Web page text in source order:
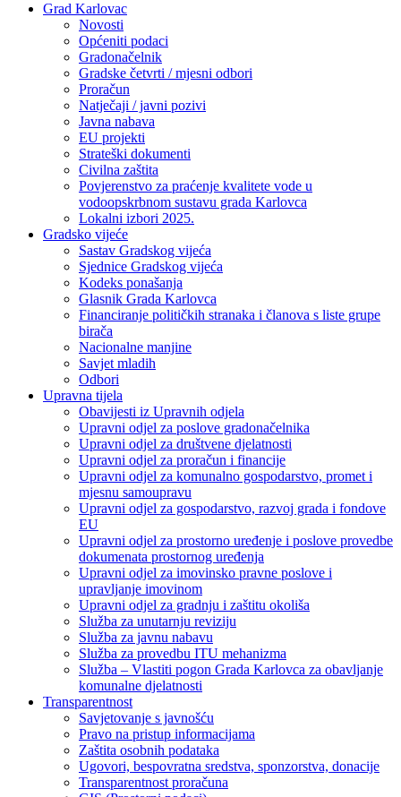
Grad Karlovac
Novosti
Općeniti podaci
Gradonačelnik
Gradske četvrti / mjesni odbori
Proračun
Natječaji / javni pozivi
Javna nabava
EU projekti
Strateški dokumenti
Civilna zaštita
Povjerenstvo za praćenje kvalitete vode u
vodoopskrbnom sustavu grada Karlovca
Lokalni izbori 2025.
Gradsko vijeće
Sastav Gradskog vijeća
Sjednice Gradskog vijeća
Kodeks ponašanja
Glasnik Grada Karlovca
Financiranje političkih stranaka i članova s liste grupe
birača
Nacionalne manjine
Savjet mladih
Odbori
Upravna tijela
Obavijesti iz Upravnih odjela
Upravni odjel za poslove gradonačelnika
Upravni odjel za društvene djelatnosti
Upravni odjel za proračun i financije
Upravni odjel za komunalno gospodarstvo, promet i
mjesnu samoupravu
Upravni odjel za gospodarstvo, razvoj grada i fondove
EU
Upravni odjel za prostorno uređenje i poslove provedbe
dokumenata prostornog uređenja
Upravni odjel za imovinsko pravne poslove i
upravljanje imovinom
Upravni odjel za gradnju i zaštitu okoliša
Služba za unutarnju reviziju
Služba za javnu nabavu
Služba za provedbu ITU mehanizma
Služba – Vlastiti pogon Grada Karlovca za obavljanje
komunalne djelatnosti
Transparentnost
Savjetovanje s javnošću
Pravo na pristup informacijama
Zaštita osobnih podataka
Ugovori, bespovratna sredstva, sponzorstva, donacije
Transparentnost proračuna